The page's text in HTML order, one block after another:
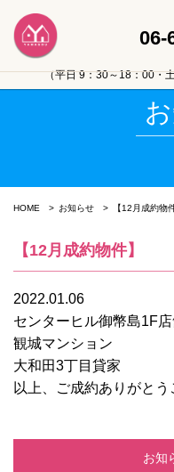
06-
（平日 9：30～18：00・
HOME お知らせ 【12月成約物
【12月成約物件】
2022.01.06
センターヒル御幣島1F
観城マンション
大和田3丁目貸家
以上、ご成約ありがと
お知